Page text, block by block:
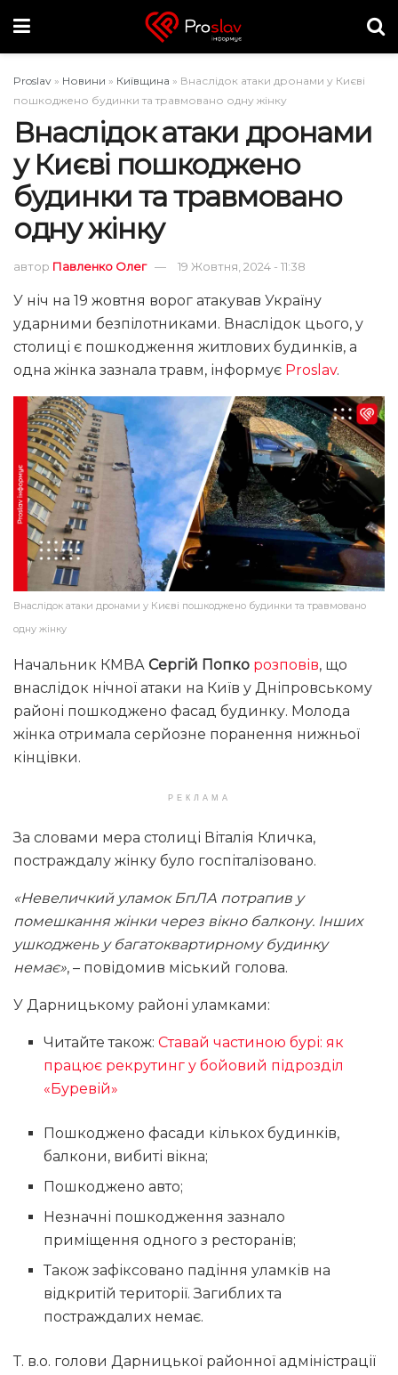
Proslav » Новини » Київщина » Внаслідок атаки дронами у Києві
пошкоджено будинки та травмовано одну жінку
Внаслідок атаки дронами
у Києві пошкоджено
будинки та травмовано
одну жінку
автор Павленко Олег 19 Жовтня, 2024 - 11:38
У ніч на 19 жовтня ворог атакував Україну
ударними безпілотниками. Внаслідок цього, у
столиці є пошкодження житлових будинків, а
одна жінка зазнала травм, інформує Proslav.
Внаслідок атаки дронами у Києві пошкоджено будинки та травмовано
одну жінку
Начальник КМВА Сергій Попко розповів, що
внаслідок нічної атаки на Київ у Дніпровському
районі пошкоджено фасад будинку. Молода
жінка отримала серйозне поранення нижньої
кінцівки.
РЕКЛАМА
За словами мера столиці Віталія Кличка,
постраждалу жінку було госпіталізовано.
«Невеличкий уламок БпЛА потрапив у
помешкання жінки через вікно балкону. Інших
ушкоджень у багатоквартирному будинку
немає», – повідомив міський голова.
У Дарницькому районі уламками:
Читайте також:Ставай частиною бурі: як
працює рекрутинг у бойовий підрозділ
«Буревій»
Пошкоджено фасади кількох будинків,
балкони, вибиті вікна;
Пошкоджено авто;
Незначні пошкодження зазнало
приміщення одного з ресторанів;
Також зафіксовано падіння уламків на
відкритій території. Загиблих та
постраждалих немає.
Т. в.о. голови Дарницької районної адміністрації